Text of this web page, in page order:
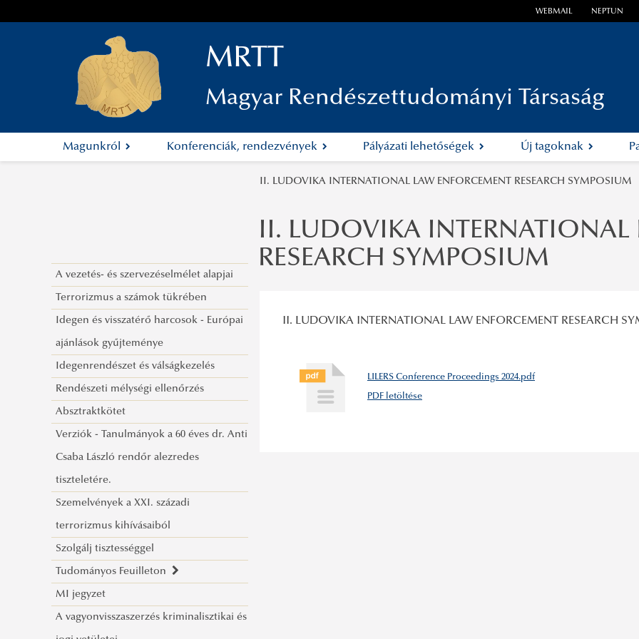
WEBMAIL NEPTUN
MRTT
Magyar Rendészettudományi Társaság
Magunkról Konferenciák, rendezvények Pályázati lehetőségek Új tagoknak
II. LUDOVIKA INTERNATIONAL LAW ENFORCEMENT RESEARCH SYMPOSIUM
A vezetés- és szervezéselmélet alapjai
Terrorizmus a számok tükrében
Idegen és visszatérő harcosok - Európai
ajánlások gyűjteménye
Idegenrendészet és válságkezelés
Rendészeti mélységi ellenőrzés
Absztraktkötet
Verziók - Tanulmányok a 60 éves dr. Anti
Csaba László rendőr alezredes
tiszteletére.
Szemelvények a XXI. századi
terrorizmus kihívásaiból
Szolgálj tisztességgel
Tudományos Feuilleton
Tájékoztató a megjelent írásokkal
kapcsolatban
MI jegyzet
A vagyonvisszaszerzés kriminalisztikai és
II. LUDOVIKA INTERNATIONAL
RESEARCH SYMPOSIUM
II. LUDOVIKA INTERNATIONAL LAW ENFORCEMENT RESEARCH
LILERS Conference Proceedings 2024.pdf
PDF letöltése